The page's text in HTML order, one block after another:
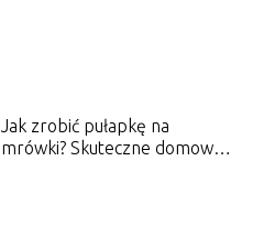
Jak zrobić pułapkę na
mrówki? Skuteczne domowe